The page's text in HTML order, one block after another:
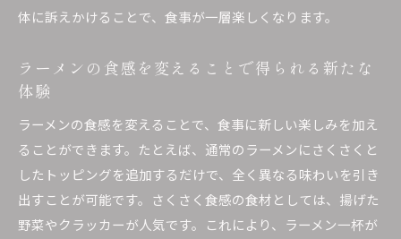
体に訴えかけることで、食事が一層楽しくなります。
ラーメンの食感を変えることで得られる新たな
体験
ラーメンの食感を変えることで、食事に新しい楽しみを加え
ることができます。たとえば、通常のラーメンにさくさくと
したトッピングを追加するだけで、全く異なる味わいを引き
出すことが可能です。さくさく食感の食材としては、揚げた
野菜やクラッカーが人気です。これにより、ラーメン一杯が